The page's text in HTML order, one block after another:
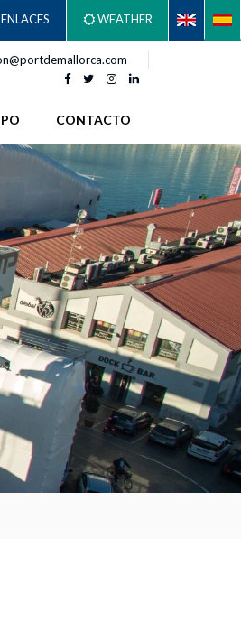
ENLACES WEATHER
CONTACTO